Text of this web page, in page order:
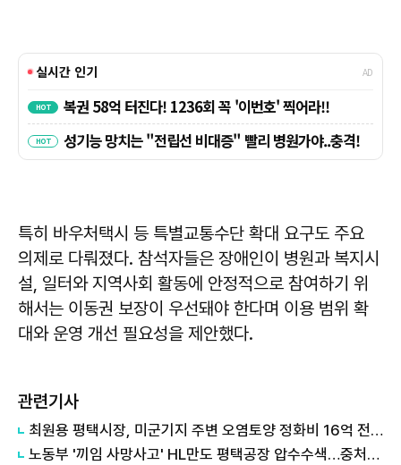
특히 바우처택시 등 특별교통수단 확대 요구도 주요
의제로 다뤄졌다. 참석자들은 장애인이 병원과 복지시
설, 일터와 지역사회 활동에 안정적으로 참여하기 위
해서는 이동권 보장이 우선돼야 한다며 이용 범위 확
대와 운영 개선 필요성을 제안했다.
관련기사
최원용 평택시장, 미군기지 주변 오염토양 정화비 16억 전액 회수...국가 상대 소송 승소
노동부 '끼임 사망사고' HL만도 평택공장 압수수색…중처법 위반 등 수사